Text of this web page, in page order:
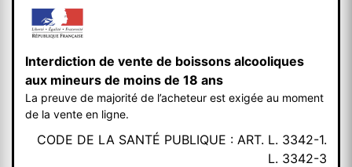
Interdiction de vente de boissons alcooliques
aux mineurs de moins de 18 ans
La preuve de majorité de l’acheteur est exigée au moment
de la vente en ligne.
CODE DE LA SANTÉ PUBLIQUE : ART. L. 3342-1.
L. 3342-3